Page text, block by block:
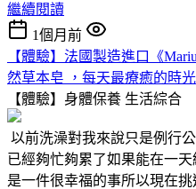
繼續閱讀
1個月前
【體驗】法國製造進口《
然草本皂 ，每天最療癒的時光
【體驗】身體保養 生活綜合
以前洗澡對我來說只是例行
已經夠忙夠累了如果能在一
是一件很幸福的事所以現在